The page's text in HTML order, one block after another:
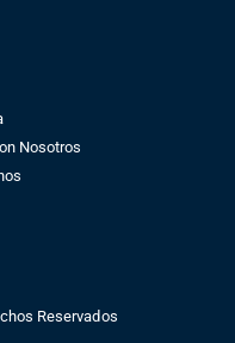
Nosotros
Reservados